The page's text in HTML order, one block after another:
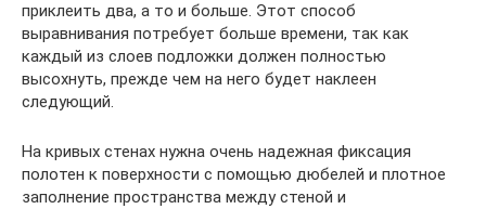
приклеить два, а то и больше. Этот способ
выравнивания потребует больше времени, так как
каждый из слоев подложки должен полностью
высохнуть, прежде чем на него будет наклеен
следующий.
На кривых стенах нужна очень надежная фиксация
полотен к поверхности с помощью дюбелей и плотное
заполнение пространства между стеной и